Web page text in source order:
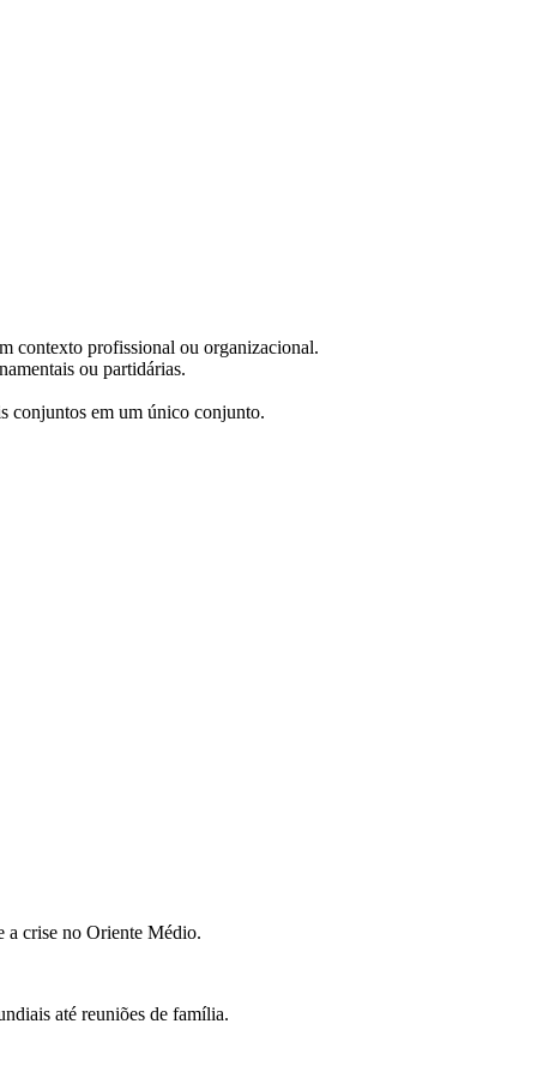
contexto profissional ou organizacional.
ou partidárias.
conjuntos em um único conjunto.
a crise no Oriente Médio.
até reuniões de família.